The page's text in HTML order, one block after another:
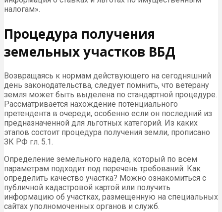
налогам».
Процедура получения
земельных участков ВБД
Возвращаясь к нормам действующего на сегодняшний
день законодательства, следует помнить, что ветерану
земля может быть выделена по стандартной процедуре.
Рассматривается нахождение потенциального
претендента в очереди, особенно если он последний из
предназначенной для льготных категорий. Из каких
этапов состоит процедура получения земли, прописано
ЗК РФ гл. 5.1.
Определение земельного надела, который по всем
параметрам подходит под перечень требований. Как
определить качество участка? Можно ознакомиться с
публичной кадастровой картой или получить
информацию об участках, размещенную на специальных
сайтах уполномоченных органов и служб.